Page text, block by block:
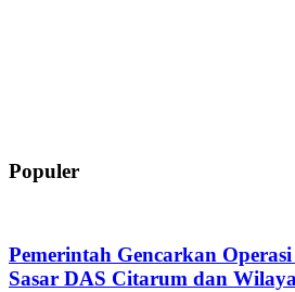
Populer
Pemerintah Gencarkan
Sasar DAS Citarum dan